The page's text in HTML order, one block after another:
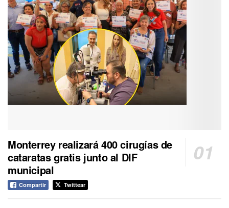
Monterrey realizará 400 cirugías de
cataratas gratis junto al DIF
municipal
Compartir Twittear